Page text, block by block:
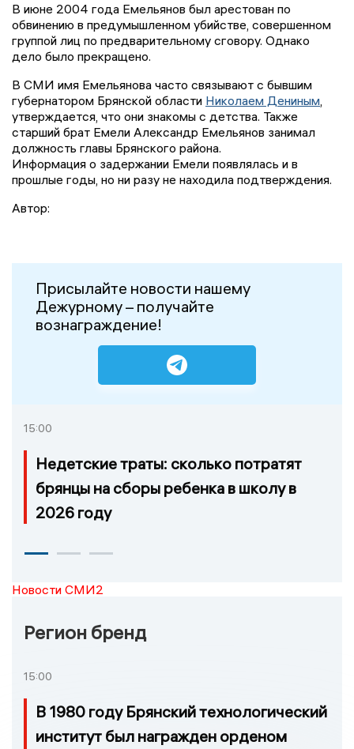
В июне 2004 года Емельянов был арестован по
обвинению в предумышленном убийстве, совершенном
группой лиц по предварительному сговору. Однако
дело было прекращено.
В СМИ имя Емельянова часто связывают с бывшим
губернатором Брянской области Николаем Дениным,
утверждается, что они знакомы с детства. Также
старший брат Емели Александр Емельянов занимал
должность главы Брянского района.
Информация о задержании Емели появлялась и в
прошлые годы, но ни разу не находила подтверждения.
Автор:
Присылайте новости нашему
Дежурному – получайте
вознаграждение!
15:00
Недетские траты: сколько потратят
брянцы на сборы ребенка в школу в
2026 году
Новости СМИ2
Регион бренд
15:00
В 1980 году Брянский технологический
институт был награжден орденом